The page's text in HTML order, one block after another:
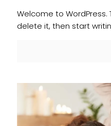
Welcome to WordPress.
delete it, then start